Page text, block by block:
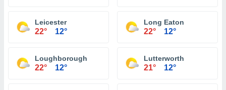
Leicester
22° 12°
Long Eaton
22° 12°
Loughborough
22° 12°
Lutterworth
21° 12°